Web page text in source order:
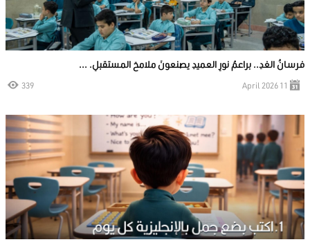
فرسانُ الغدِ.. براعمُ نورِ العميدِ يصنعونَ ملامحَ المستقبلِ. ...
11 April 2026
339